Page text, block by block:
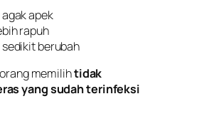
apek
rapuh
berubah
memilihtidak
yang sudah terinfeksi